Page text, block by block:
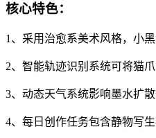
核心特色：
1、采用治愈系美术风格，小
2、智能轨迹识别系统可将猫
3、动态天气系统影响墨水扩
4、每日创作任务包含静物写